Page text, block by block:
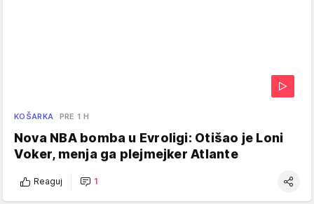
KOŠARKA PRE 1 H
Nova NBA bomba u Evroligi: Otišao je Loni
Voker, menja ga plejmejker Atlante
Reaguj 1